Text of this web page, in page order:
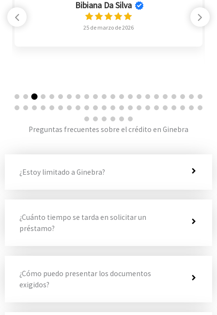
Bibiana Da Silva
25 de marzo de 2026
Preguntas frecuentes sobre el crédito en Ginebra
¿Estoy limitado a Ginebra?
¿Cuánto tiempo se tarda en solicitar un
préstamo?
¿Cómo puedo presentar los documentos
exigidos?